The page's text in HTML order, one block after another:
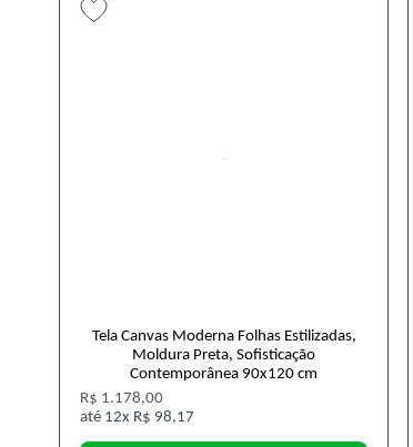
Tela Canvas Moderna Folhas Estilizadas,
Moldura Preta, Sofisticação
Contemporânea 90x120 cm
R$ 1.178,00
12x R$ 98,17